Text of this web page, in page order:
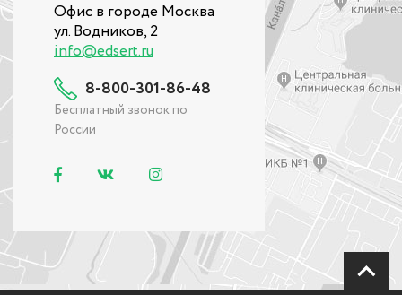
Офис в городе Москва
ул. Водников, 2
info@edsert.ru
8-800-301-86-48
Бесплатный звонок по
России